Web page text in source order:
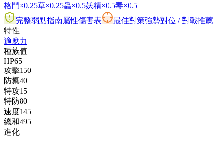
格鬥×0.25草×0.25蟲×0.5妖精×0.5毒×0.5
完整弱點指南屬性傷害表 最佳對策強勢對位 / 對戰推薦
特性
適應力
種族值
HP65
攻擊150
防禦40
特攻15
特防80
速度145
總和495
進化